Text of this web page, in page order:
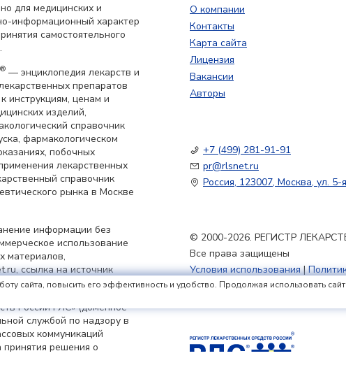
для медицинских и
информационный характер
самостоятельного
® — энциклопедия лекарств и
препаратов
инструкциям, ценам и
изделий,
справочник
фармакологическом
побочных
лекарственных
справочник
рынка в Москве
информации без
использование
материалов,
ссылка на источник
России РЛС» (доменное
службой по надзору в
коммуникаций
принятия решения о
О компании
Контакты
Карта сайта
Лицензия
Вакансии
Авторы
+7 (499) 281-91-91
pr@rlsnet.ru
Россия, 123007, Москва, ул.
© 2000-2026. РЕГИСТР
Все права защищены
Условия использования|
Политика обработки файлов
сайта, повысить его эффективность и удобство. Продолжая использовать